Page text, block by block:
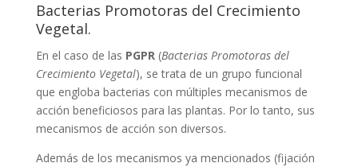
Bacterias Promotoras del Crecimiento
Vegetal.
En el caso de las PGPR(Bacterias Promotoras del
Crecimiento Vegetal), se trata de un grupo funcional
que engloba bacterias con múltiples mecanismos de
acción beneficiosos para las plantas. Por lo tanto, sus
mecanismos de acción son diversos.
Además de los mecanismos ya mencionados (fijación